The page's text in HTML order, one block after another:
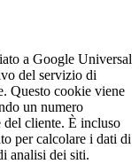
a Google Universal
del servizio di
Questo cookie viene
un numero
del cliente. È incluso
per calcolare i dati di
analisi dei siti.